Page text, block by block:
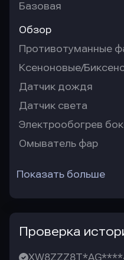
Базовая
Обзор
Противотуманные
Ксеноновые/
Датчик дождя
Датчик света
Электрообогрев
Омыватель фар
Показать больше
Проверка